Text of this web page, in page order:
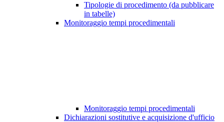
Tipologie di procedimento (da pubblicare
in tabelle)
Monitoraggio tempi procedimentali
Monitoraggio tempi procedimentali
Dichiarazioni sostitutive e acquisizione d'ufficio